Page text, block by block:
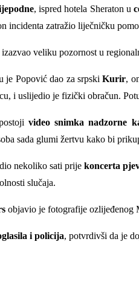
, ispred hotela Sheraton u
incidenta zatražio liječničku
izazvao veliku pozornost u
je Popović dao za srpskiKurir,
i uslijedio je fizički obračun.
video snimka nadzorne
sada glumi žertvu kako bi
nekoliko sati prije koncerta
slučaja.
objavio je fotografije ozlijeđenog
i policija, potvrdivši da je